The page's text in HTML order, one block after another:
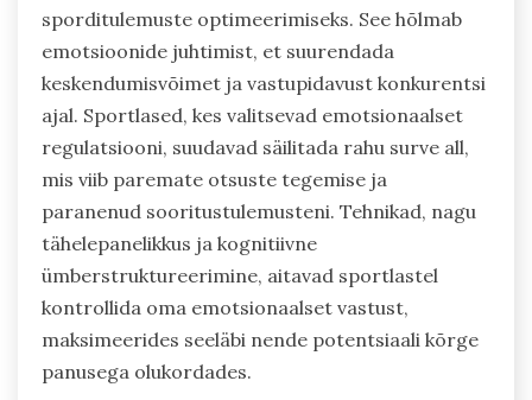
sporditulemuste optimeerimiseks. See hõlmab
emotsioonide juhtimist, et suurendada
keskendumisvõimet ja vastupidavust konkurentsi
ajal. Sportlased, kes valitsevad emotsionaalset
regulatsiooni, suudavad säilitada rahu surve all,
mis viib paremate otsuste tegemise ja
paranenud sooritustulemusteni. Tehnikad, nagu
tähelepanelikkus ja kognitiivne
ümberstruktureerimine, aitavad sportlastel
kontrollida oma emotsionaalset vastust,
maksimeerides seeläbi nende potentsiaali kõrge
panusega olukordades.